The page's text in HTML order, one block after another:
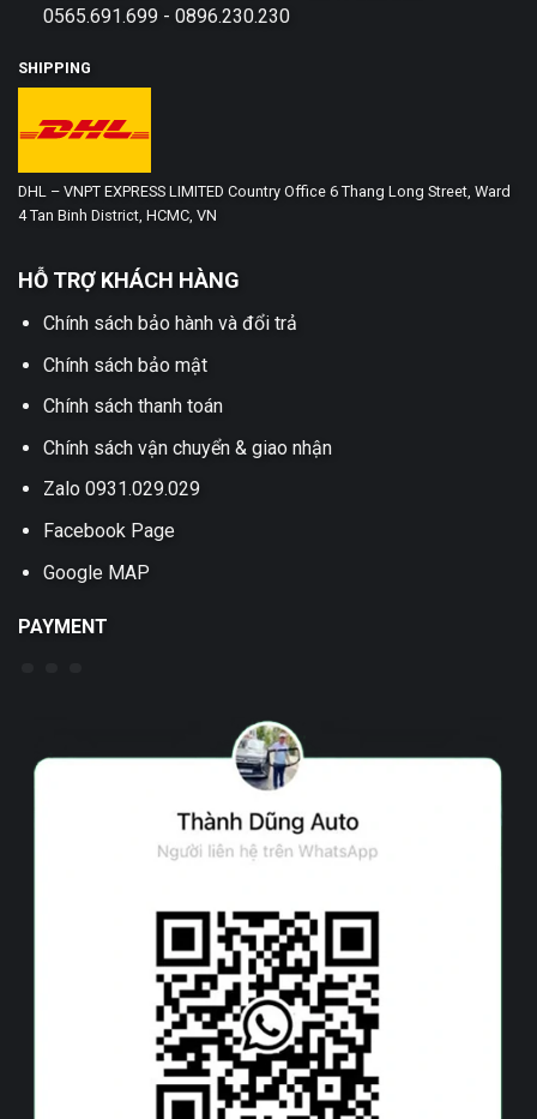
0565.691.699 - 0896.230.230
SHIPPING
DHL – VNPT EXPRESS LIMITED Country Office 6 Thang Long Street, Ward
4 Tan Binh District, HCMC, VN
HỖ TRỢ KHÁCH HÀNG
Chính sách bảo hành và đổi trả
Chính sách bảo mật
Chính sách thanh toán
Chính sách vận chuyển & giao nhận
Zalo 0931.029.029
Facebook Page
Google MAP
PAYMENT